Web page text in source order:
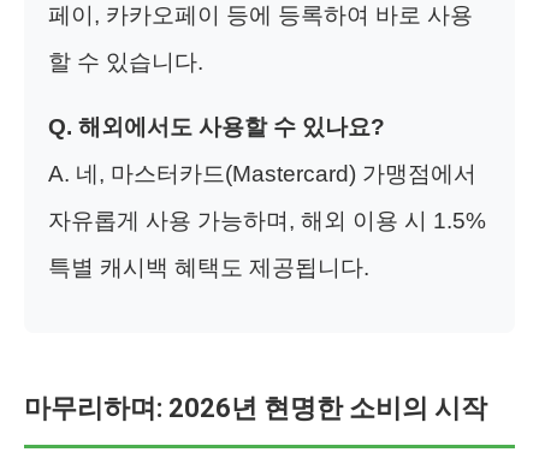
페이, 카카오페이 등에 등록하여 바로 사용
할 수 있습니다.
Q. 해외에서도 사용할 수 있나요?
A. 네, 마스터카드(Mastercard) 가맹점에서
자유롭게 사용 가능하며, 해외 이용 시 1.5%
특별 캐시백 혜택도 제공됩니다.
마무리하며: 2026년 현명한 소비의 시작